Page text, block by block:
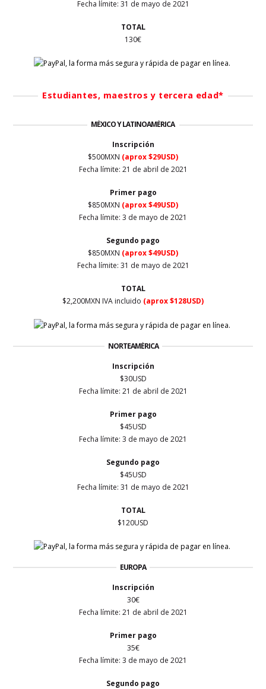
Fecha límite: 31 de mayo de 2021
TOTAL
130€
Estudiantes, maestros y tercera edad*
MÉXICO Y LATINOAMÉRICA
Inscripción
$500MXN (aprox $29USD)
Fecha límite: 21 de abril de 2021
Primer pago
$850MXN (aprox $49USD)
Fecha límite: 3 de mayo de 2021
Segundo pago
$850MXN (aprox $49USD)
Fecha límite: 31 de mayo de 2021
TOTAL
$2,200MXN IVA incluido (aprox $128USD)
NORTEAMÉRICA
Inscripción
$30USD
Fecha límite: 21 de abril de 2021
Primer pago
$45USD
Fecha límite: 3 de mayo de 2021
Segundo pago
$45USD
Fecha límite: 31 de mayo de 2021
TOTAL
$120USD
EUROPA
Inscripción
30€
Fecha límite: 21 de abril de 2021
Primer pago
35€
Fecha límite: 3 de mayo de 2021
Segundo pago